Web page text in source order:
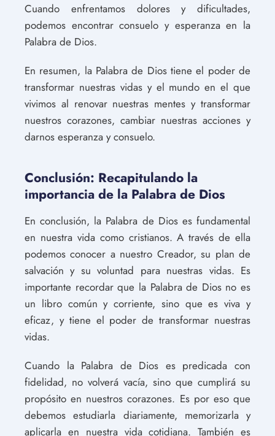
Cuando enfrentamos dolores y dificultades,
podemos encontrar consuelo y esperanza en la
Palabra de Dios.
En resumen, la Palabra de Dios tiene el poder de
transformar nuestras vidas y el mundo en el que
vivimos al renovar nuestras mentes y transformar
nuestros corazones, cambiar nuestras acciones y
darnos esperanza y consuelo.
Conclusión: Recapitulando la
importancia de la Palabra de Dios
En conclusión, la Palabra de Dios es fundamental
en nuestra vida como cristianos. A través de ella
podemos conocer a nuestro Creador, su plan de
salvación y su voluntad para nuestras vidas. Es
importante recordar que la Palabra de Dios no es
un libro común y corriente, sino que es viva y
eficaz, y tiene el poder de transformar nuestras
vidas.
Cuando la Palabra de Dios es predicada con
fidelidad, no volverá vacía, sino que cumplirá su
propósito en nuestros corazones. Es por eso que
debemos estudiarla diariamente, memorizarla y
aplicarla en nuestra vida cotidiana. También es